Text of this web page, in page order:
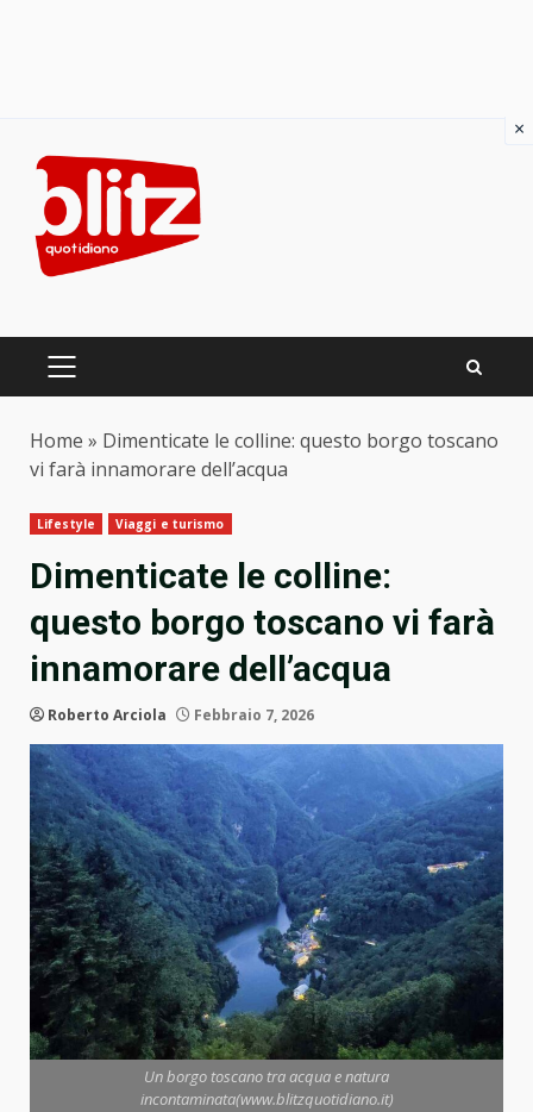
content
PRIMARY
Home » Dimenticate le colline: questo borgo toscano
vi farà innamorare dell’acqua
Lifestyle Viaggi e turismo
Dimenticate le colline:
questo borgo toscano vi farà
innamorare dell’acqua
Roberto Arciola Febbraio 7, 2026
Un borgo toscano tra acqua e natura
incontaminata(www.blitzquotidiano.it)
×